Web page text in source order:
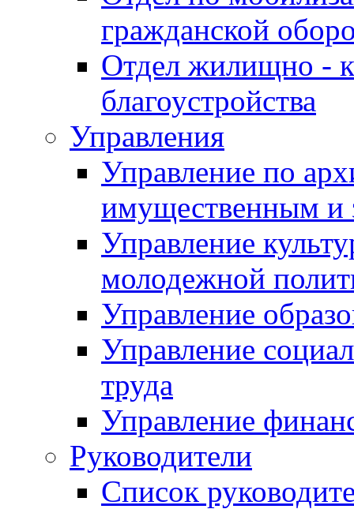
гражданской
Отдел жилищно -
благоустройства
Управления
Управление по
имущественным и
Управление
молодежной
Управление
Управление
труда
Управление
Руководители
Список